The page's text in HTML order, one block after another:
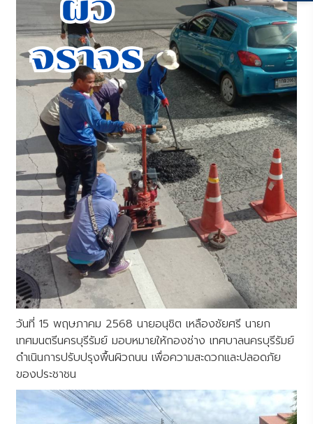
วันที่ 15 พฤษภาคม 2568 นายอนุชิต เหลืองชัยศรี นายก
เทศมนตรีนครบุรีรัมย์ มอบหมายให้กองช่าง เทศบาลนครบุรีรัมย์
ดำเนินการปรับปรุงพื้นผิวถนน เพื่อความสะดวกและปลอดภัย
ของประชาชน